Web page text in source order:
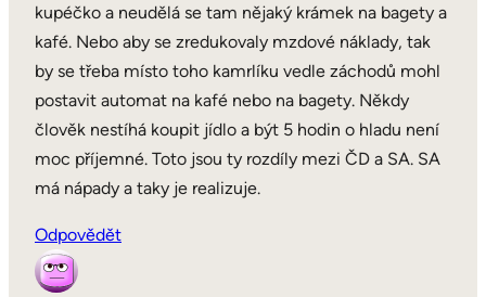
kupéčko a neudělá se tam nějaký krámek na bagety a
kafé. Nebo aby se zredukovaly mzdové náklady, tak
by se třeba místo toho kamrlíku vedle záchodů mohl
postavit automat na kafé nebo na bagety. Někdy
člověk nestíhá koupit jídlo a být 5 hodin o hladu není
moc příjemné. Toto jsou ty rozdíly mezi ČD a SA. SA
má nápady a taky je realizuje.
Odpovědět